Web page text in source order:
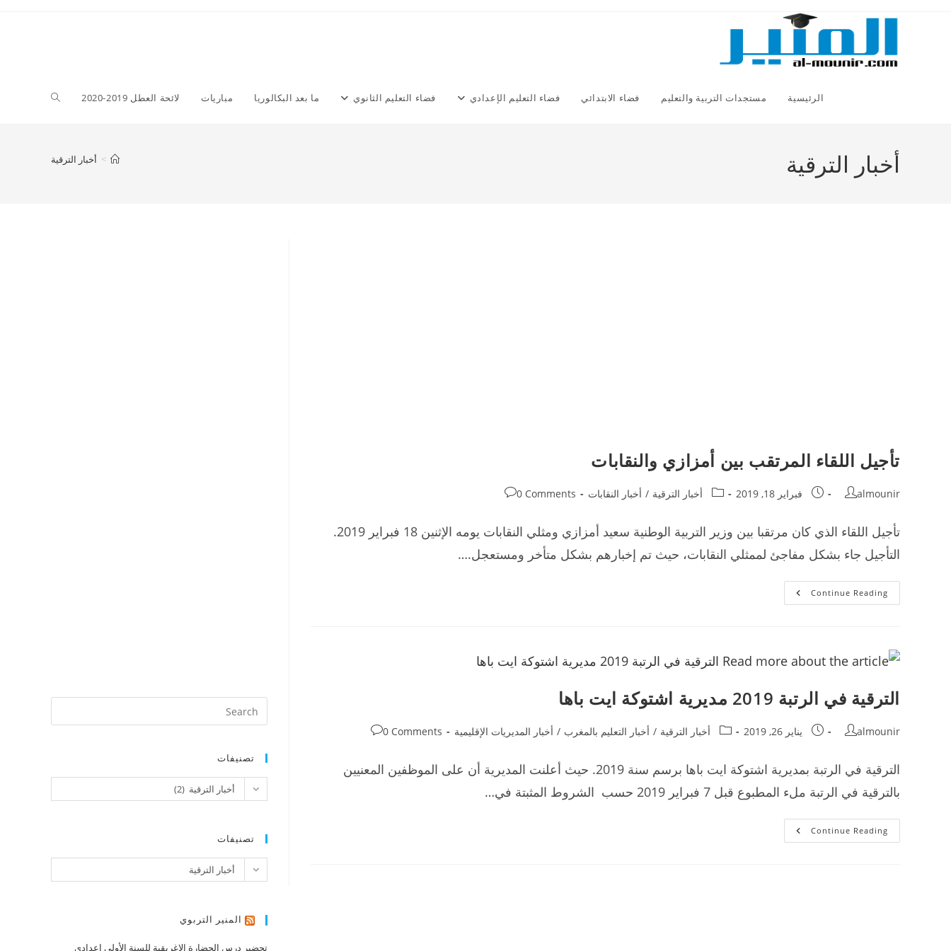
الرئيسية مستجدات التربية والتعليم فضاء الابتدائي فضاء التعليم الإعدادي فضاء التعليم الثانوي ما بعد البكالوريا مباريات لائحة العطل 2019-2020 Toggle
أخبار الترقية > أخبار الترقية
تأجيل اللقاء المرتقب بين أمزازي والنقابات
Post
almounir
Post
فبراير 18, 2019
Post
أخبار الترقية / أخبار النقابات
Post
0 Comments
تأجيل اللقاء الذي كان مرتقبا بين وزير التربية الوطنية سعيد أمزازي ومثلي النقابات يومه الإثنين 18 فبراير 2019.
التأجيل جاء بشكل مفاجئ لممثلي النقابات، حيث تم إخبارهم بشكل متأخر ومستعجل.…
Continue Readingتأجيل
اللقاء
الترقية في الرتبة 2019 مديرية اشتوكة ايت باها
Post
almounir
Post
يناير 26, 2019
Post
أخبار الترقية / أخبار التعليم بالمغرب / أخبار المديريات الإقليمية
Post
0 Comments
الترقية في الرتبة بمديرية اشتوكة ايت باها برسم سنة 2019. حيث أعلنت المديرية أن على الموظفين المعنيين
بالترقية في الرتبة ملء المطبوع قبل 7 فبراير 2019 حسب الشروط المثبتة في…
Continue Readingالترقية
في
تصنيفات
تصنيفات أخبار الترقية (2)
تصنيفات
تصنيفات أخبار الترقية
المنير التربوي
تحضير درس الحضارة الإغريقية للسنة الأولى إعدادي